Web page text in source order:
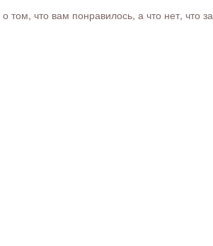
что вам понравилось, а что нет,